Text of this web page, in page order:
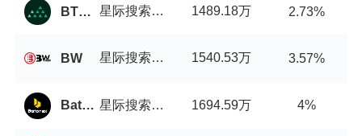
BTCMarkets 星际搜索引擎币/USDT 1489.18万 2.73%
BW 星际搜索引擎币/USDT 1540.53万 3.57%
Batonex 星际搜索引擎币/USDT 1694.59万 4%